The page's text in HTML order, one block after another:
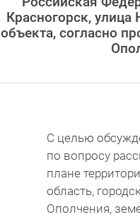
Красногорск,
объекта, согласно
С целью
по вопросу
плане
область,
Ополчения,